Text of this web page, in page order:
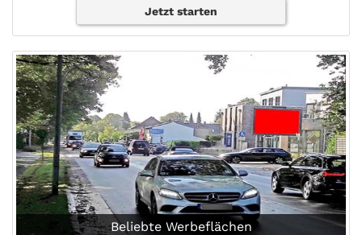
Jetzt starten
Beliebte Werbeflächen